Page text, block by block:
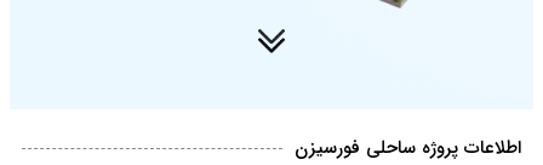
اطلاعات پروژه ساحلی فورسیزن